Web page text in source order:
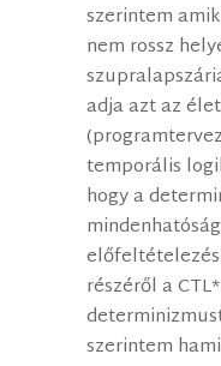
szerintem
nem rossz
adja azt az
temporális
hogy a
részéről a
szerintem